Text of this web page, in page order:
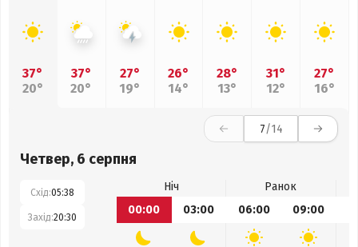
37°
20°
37°
20°
27°
19°
26°
14°
28°
13°
31°
12°
27°
16°
7/14
Четвер, 6 серпня
Схід:05:38
Захід:20:30
Ніч
Ранок
00:00
03:00 06:00 09:00